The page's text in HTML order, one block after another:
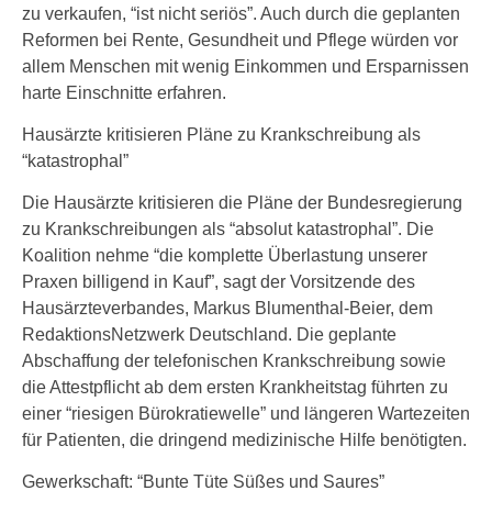
zu verkaufen, “ist nicht seriös”. Auch durch die geplanten
Reformen bei Rente, Gesundheit und Pflege würden vor
allem Menschen mit wenig Einkommen und Ersparnissen
harte Einschnitte erfahren.
Hausärzte kritisieren Pläne zu Krankschreibung als
“katastrophal”
Die Hausärzte kritisieren die Pläne der Bundesregierung
zu Krankschreibungen als “absolut katastrophal”. Die
Koalition nehme “die komplette Überlastung unserer
Praxen billigend in Kauf”, sagt der Vorsitzende des
Hausärzteverbandes, Markus Blumenthal-Beier, dem
RedaktionsNetzwerk Deutschland. Die geplante
Abschaffung der telefonischen Krankschreibung sowie
die Attestpflicht ab dem ersten Krankheitstag führten zu
einer “riesigen Bürokratiewelle” und längeren Wartezeiten
für Patienten, die dringend medizinische Hilfe benötigten.
Gewerkschaft: “Bunte Tüte Süßes und Saures”